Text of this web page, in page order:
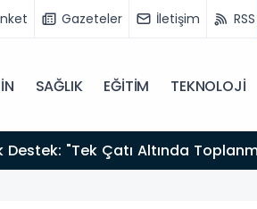
Gazeteler İletişim RSS
SAĞLIK EĞİTİM TEKNOLOJİ
Fısıltı Haberleri Yazarı Dr. Canan Yılmaz’a Uluslararası Alanda Büyük Onur: “Dr. A.P.J. Abdul Kalam
Ödülü 2026”